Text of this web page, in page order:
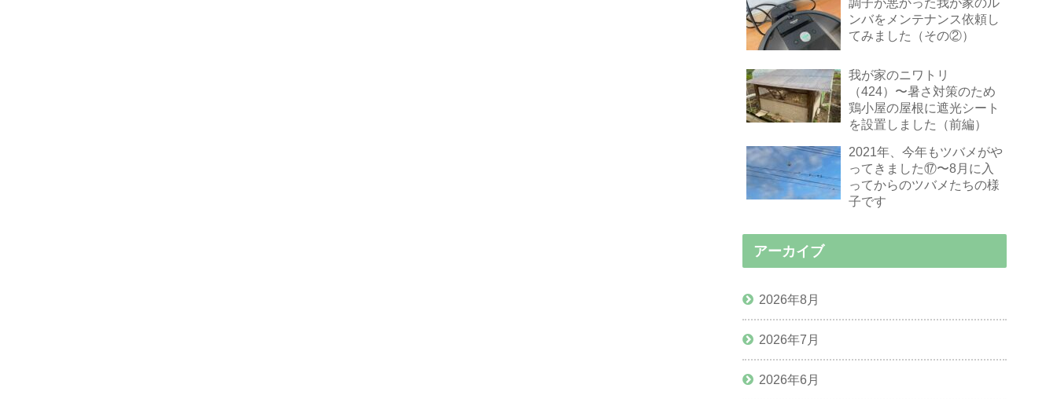
ンバをメンテナンス依頼し
てみました（その②）
我が家のニワトリ
（424）〜暑さ対策のため
鶏小屋の屋根に遮光シート
を設置しました（前編）
2021年、今年もツバメがや
ってきました⑰〜8月に入
ってからのツバメたちの様
子です
アーカイブ
2026年8月
2026年7月
2026年6月